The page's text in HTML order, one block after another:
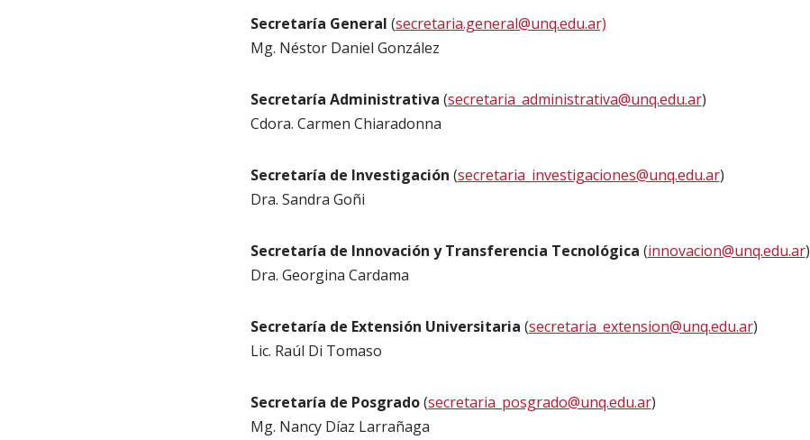
Secretaría General (secretaria.general@unq.edu.ar)
Mg. Néstor Daniel González
Secretaría Administrativa (secretaria_administrativa@unq.edu.ar)
Cdora. Carmen Chiaradonna
Secretaría de Investigación (secretaria_investigaciones@unq.edu.ar)
Dra. Sandra Goñi
Secretaría de Innovación y Transferencia Tecnológica (innovacion@unq.edu.ar)
Dra. Georgina Cardama
Secretaría de Extensión Universitaria (secretaria_extension@unq.edu.ar)
Lic. Raúl Di Tomaso
Secretaría de Posgrado(secretaria_posgrado@unq.edu.ar)
Mg. Nancy Díaz Larrañaga